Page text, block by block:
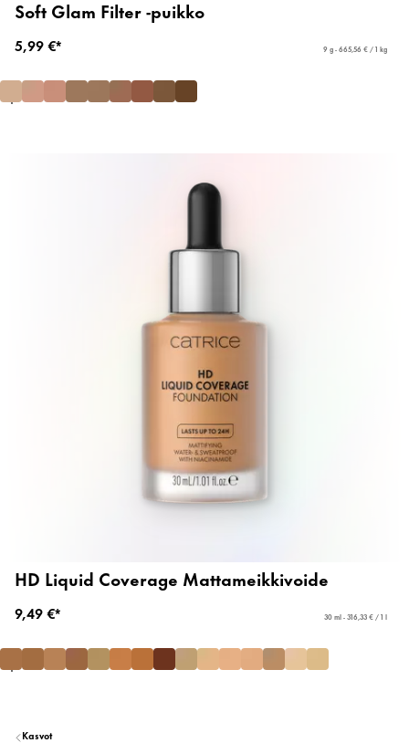
Soft Glam Filter -puikko
5,99 €* 9 g - 665,56 € / 1 kg
HD Liquid Coverage Mattameikkivoide
9,49 €* 30 ml - 316,33 € / 1 l
Kasvot